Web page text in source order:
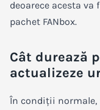
deoarece acesta
pachet FANbox.
Cât durează
actualizeze
În condiții normale,